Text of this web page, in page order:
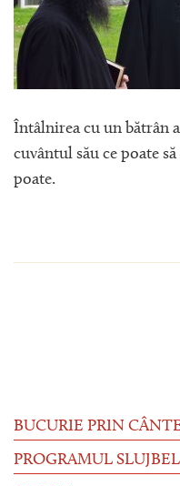
Întâlnirea cu un bătrân
cuvântul său ce poate
poate.
BUCURIE PRIN
PROGRAMUL